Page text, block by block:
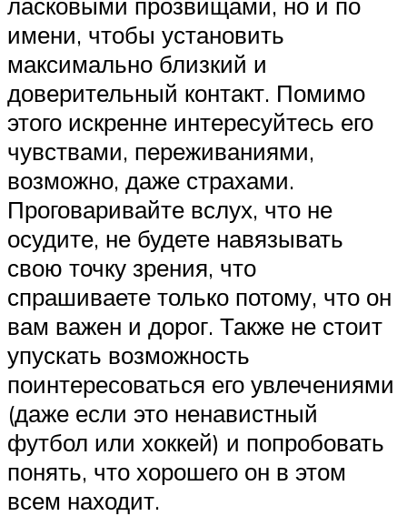
имени, чтобы установить
максимально близкий и
доверительный контакт. Помимо
этого искренне интересуйтесь его
чувствами, переживаниями,
возможно, даже страхами.
Проговаривайте вслух, что не
осудите, не будете навязывать
свою точку зрения, что
спрашиваете только потому, что он
вам важен и дорог. Также не стоит
упускать возможность
поинтересоваться его увлечениями
(даже если это ненавистный
футбол или хоккей) и попробовать
понять, что хорошего он в этом
всем находит.